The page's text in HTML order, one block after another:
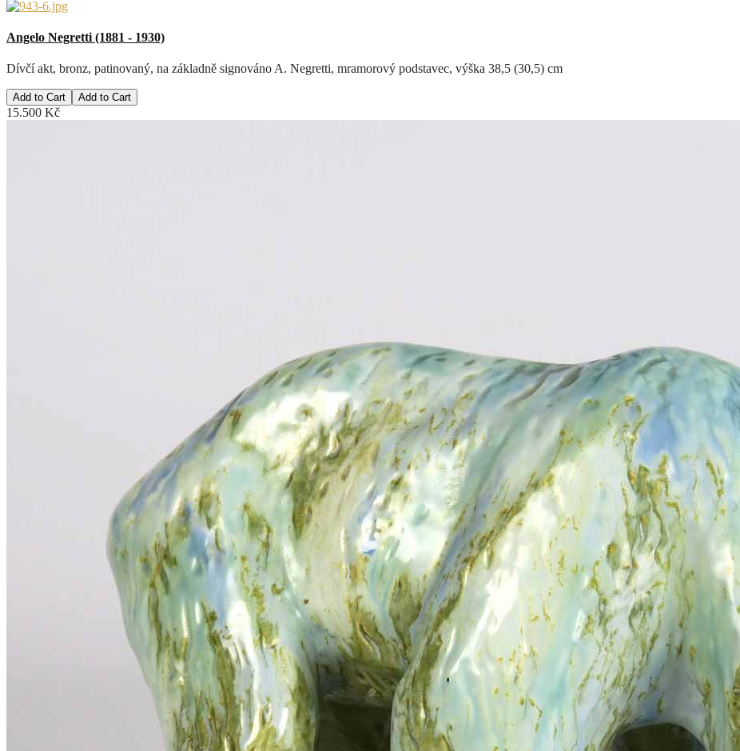
Angelo Negretti (1881 - 1930)
Dívčí akt, bronz, patinovaný, na základně signováno A. Negretti, mramorový podstavec, výška 38,5 (30,5) cm
Add to Cart
15.500 Kč